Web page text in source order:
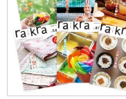
キー）を使用することが
報の収集を行えるもので
とはございません。
また、cookie （クッキー
ウザの設定で変更するこ
※cookie （クッキー）と
ラウザに送信され、お客
スクに蓄積される情報で